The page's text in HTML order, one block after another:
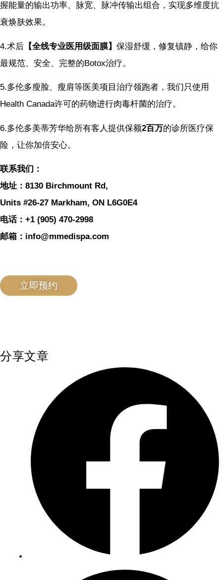
握能量的输出功率、脉宽、脉冲传输出组合，实现多维度抗
衰焕肤效果。
4.术后 【全线专业医用级面膜】 保湿舒缓，修复镇静，给你
最规范、安全、完整的Botox治疗。
5.多伦多瘦脸、瘦肩等医美项目治疗领跑者，我们只使用
Health Canada许可的药物进行肉毒杆菌的治疗。
6.多伦多美蒂芳华给所有客人提供保额2百万的诊所医疗保
险，让你加倍安心。
联系我们：
地址：8130 Birchmount Rd,
Units #26-27 Markham, ON L6G0E4
电话：+1 (905) 470-2998
邮箱：info@mmedispa.com
立即预约
分享文章